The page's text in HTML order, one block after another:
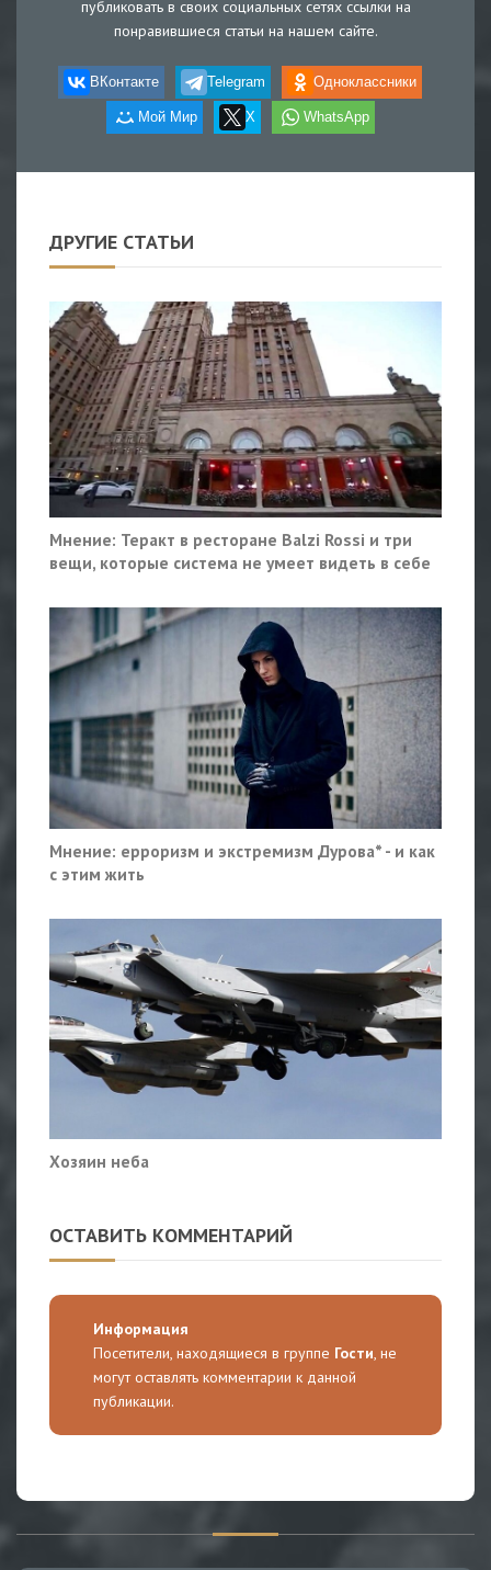
публиковать в своих социальных сетях ссылки на
понравившиеся статьи на нашем сайте.
ВКонтакте Telegram Одноклассники
Мой Мир X WhatsApp
ДРУГИЕ СТАТЬИ
Мнение: Теракт в ресторане Balzi Rossi и три
вещи, которые система не умеет видеть в себе
Мнение: ерроризм и экстремизм Дурова* - и как
с этим жить
Хозяин неба
ОСТАВИТЬ КОММЕНТАРИЙ
Информация
Посетители, находящиеся в группе Гости, не
могут оставлять комментарии к данной
публикации.